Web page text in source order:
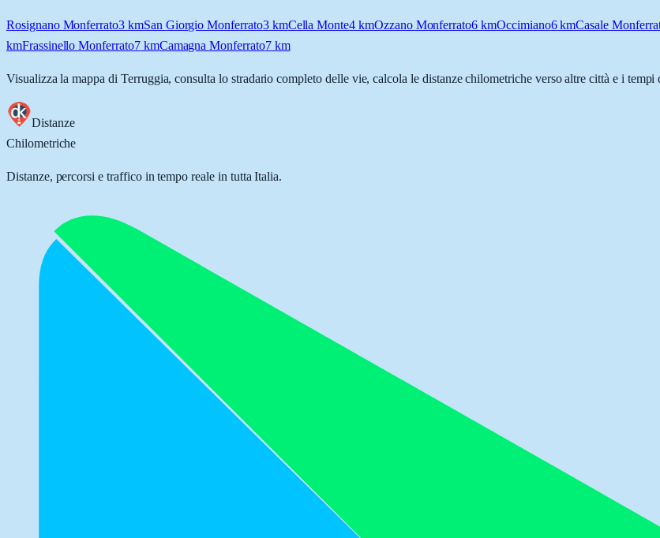
Rosignano Monferrato3 kmSan Giorgio Monferrato3kmCella Monte4 kmOzzano Monferrato6 kmOccimiano6kmCasale
kmFrassinello Monferrato7kmCamagna Monferrato7km
Visualizza la mappa di Terruggia, consulta lo stradario completo delle vie, calcola le distanze chilometriche verso altre città e i
Distanze
Chilometriche
Distanze, percorsi e traffico in tempo reale in tutta Italia.